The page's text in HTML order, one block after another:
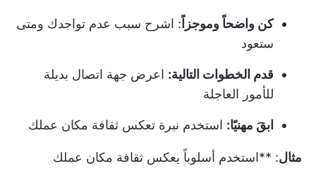
كن واضحاً وموجزاً : اشرح سبب عدم تواجدك ومتى
ستعود
قدم الخطوات التالية: اعرض جهة اتصال بديلة
للأمور العاجلة
ابقَ مهنيًا: استخدم نبرة تعكس ثقافة مكان عملك
مثال: **استخدم أسلوباً يعكس ثقافة مكان عملك